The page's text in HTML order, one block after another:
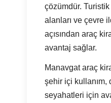
çözümdür.
alanları ve çevre
açısından araç
avantaj sağlar.
Manavgat araç
şehir içi
seyahatleri için